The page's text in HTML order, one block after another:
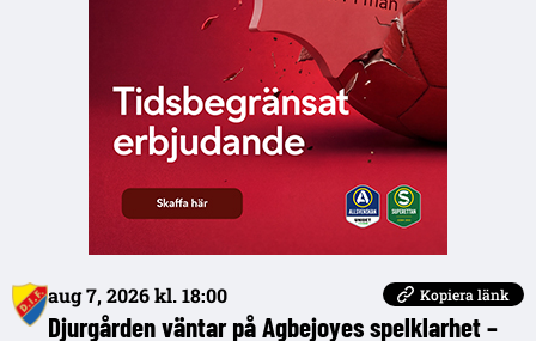
aug 7, 2026 kl. 18:00 Kopiera länk
Djurgården väntar på Agbejoyes spelklarhet –